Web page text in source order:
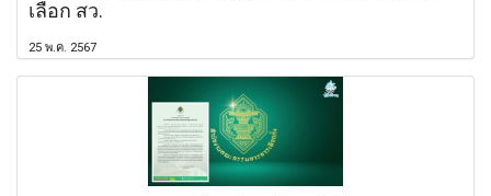
เลือก สว.
25 พ.ค. 2567